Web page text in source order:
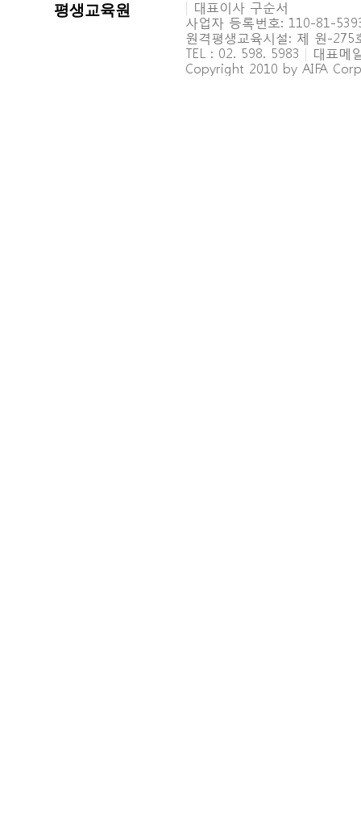
평생교육원
| 대표이사 구순서
사업자 등록번호: 110-81-
원격평생교육시설: 제 원-
TEL : 02. 598. 5983 | 대표메
Copyright 2010 by AIFA